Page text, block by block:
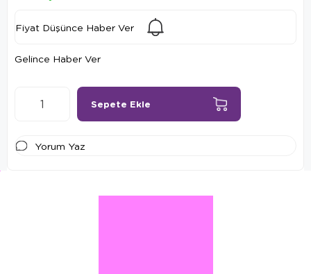
Fiyat Düşünce Haber Ver
Gelince Haber Ver
Yorum Yaz